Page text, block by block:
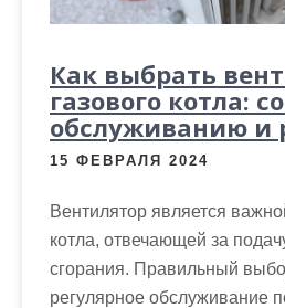
Как выбрать
газового котла:
обслуживанию и
15 ФЕВРАЛЯ 2024
Вентилятор является
котла, отвечающей за
сгорания. Правильный
регулярное обслуживание